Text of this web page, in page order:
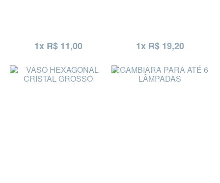
1x R$ 11,00 1x R$ 19,20